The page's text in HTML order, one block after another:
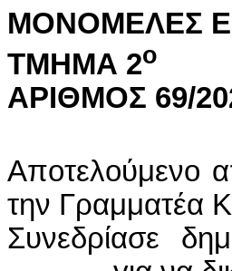
ΜΟΝΟΜΕΛΕΣ
ΤΜΗΜΑ 2ο
ΑΡΙΘΜΟΣ 69/
Αποτελούμενο
την Γραμματέα
Συνεδρίασε